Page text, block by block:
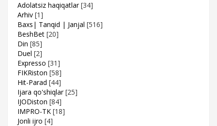
Adolatsiz haqiqatlar [34]
Arhiv [1]
Baxs| Tanqid | Janjal [516]
BeshBet [20]
Din [85]
Duel [2]
Expresso [31]
FIKRiston [58]
Hit-Parad [44]
Ijara qo'shiqlar [25]
IJODiston [84]
IMPRO-TK [18]
Jonli ijro [4]